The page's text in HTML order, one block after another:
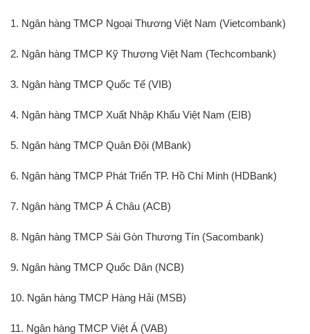
1. Ngân hàng TMCP Ngoại Thương Việt Nam (Vietcombank)
2. Ngân hàng TMCP Kỹ Thương Việt Nam (Techcombank)
3. Ngân hàng TMCP Quốc Tế (VIB)
4. Ngân hàng TMCP Xuất Nhập Khẩu Việt Nam (EIB)
5. Ngân hàng TMCP Quân Đội (MBank)
6. Ngân hàng TMCP Phát Triển TP. Hồ Chí Minh (HDBank)
7. Ngân hàng TMCP Á Châu (ACB)
8. Ngân hàng TMCP Sài Gòn Thương Tín (Sacombank)
9. Ngân hàng TMCP Quốc Dân (NCB)
10. Ngân hàng TMCP Hàng Hải (MSB)
11. Ngân hàng TMCP Việt Á (VAB)